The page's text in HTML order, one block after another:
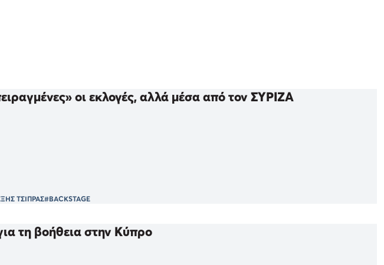
οι εκλογές, αλλά μέσα από τον ΣΥΡΙΖΑ
ΤΣΙΠΡΑΣ#BACKSTAGE
τη βοήθεια στην Κύπρο